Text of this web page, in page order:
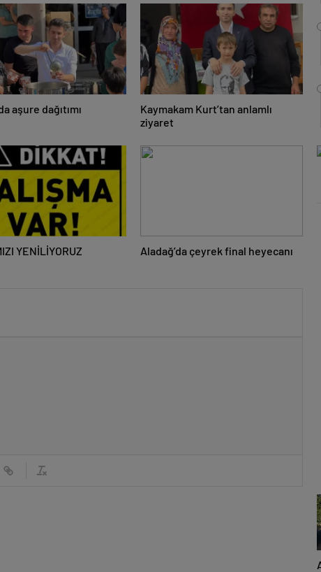
aşure dağıtımı
Kaymakam Kurt’tan anlamlı
ziyaret
YENİLİYORUZ Aladağ’da çeyrek final heyecanı